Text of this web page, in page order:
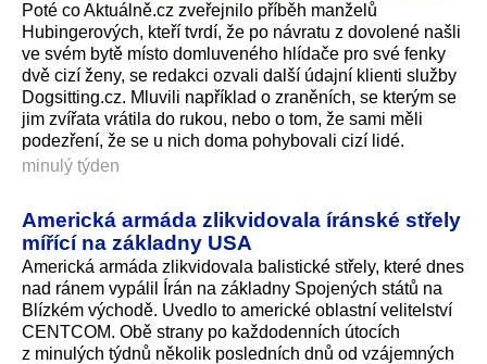
Poté co Aktuálně.cz zveřejnilo příběh manželů
Hubingerových, kteří tvrdí, že po návratu z dovolené našli
ve svém bytě místo domluveného hlídače pro své fenky
dvě cizí ženy, se redakci ozvali další údajní klienti služby
Dogsitting.cz. Mluvili například o zraněních, se kterým se
jim zvířata vrátila do rukou, nebo o tom, že sami měli
podezření, že se u nich doma pohybovali cizí lidé.
minulý týden
Americká armáda zlikvidovala íránské střely
mířící na základny USA
Americká armáda zlikvidovala balistické střely, které dnes
nad ránem vypálil Írán na základny Spojených států na
Blízkém východě. Uvedlo to americké oblastní velitelství
CENTCOM. Obě strany po každodenních útocích
z minulých týdnů několik posledních dnů od vzájemných